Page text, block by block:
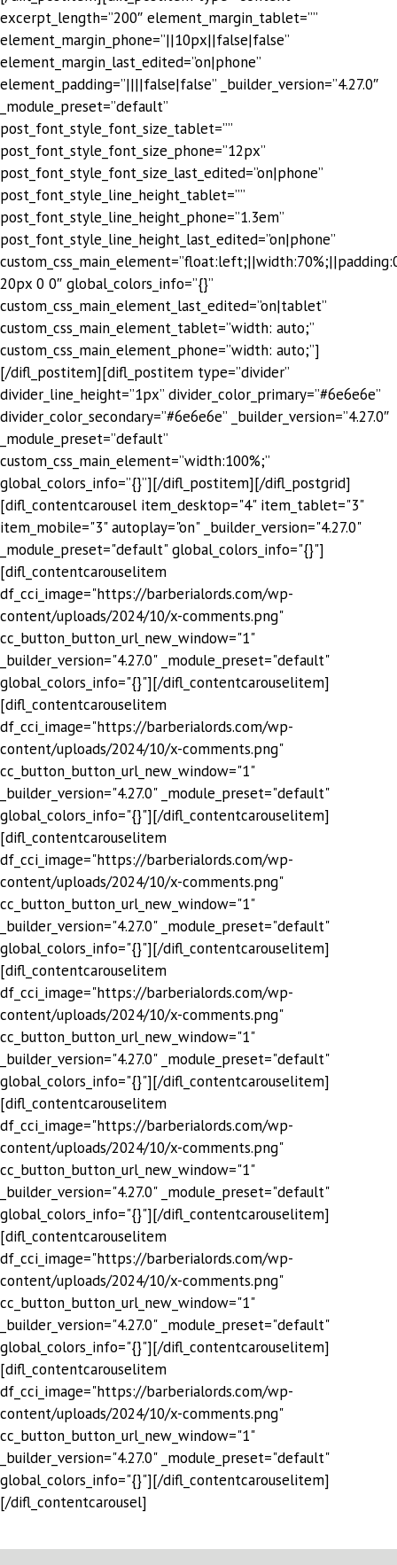
excerpt_length=”200″ element_margin_tablet=””
element_margin_phone=”||10px||false|false”
element_margin_last_edited=”on|phone”
element_padding=”||||false|false” _builder_version=”4.27.0″
_module_preset=”default”
post_font_style_font_size_tablet=””
post_font_style_font_size_phone=”12px”
post_font_style_font_size_last_edited=”on|phone”
post_font_style_line_height_tablet=””
post_font_style_line_height_phone=”1.3em”
post_font_style_line_height_last_edited=”on|phone”
20px 0 0″ global_colors_info=”{}”
custom_css_main_element_last_edited=”on|tablet”
custom_css_main_element_tablet=”width: auto;”
custom_css_main_element_phone=”width: auto;”]
[/difl_postitem][difl_postitem type=”divider”
divider_line_height=”1px” divider_color_primary=”#6e6e6e”
divider_color_secondary=”#6e6e6e” _builder_version=”4.27.0″
_module_preset=”default”
custom_css_main_element=”width:100%;”
global_colors_info=”{}”][/difl_postitem][/difl_postgrid]
[difl_contentcarousel item_desktop="4" item_tablet="3"
item_mobile="3" autoplay="on" _builder_version="4.27.0"
_module_preset="default" global_colors_info="{}"]
[difl_contentcarouselitem
df_cci_image="https://barberialords.com/wp-
content/uploads/2024/10/x-comments.png"
cc_button_button_url_new_window="1"
_builder_version="4.27.0" _module_preset="default"
global_colors_info="{}"][/difl_contentcarouselitem]
[difl_contentcarouselitem
df_cci_image="https://barberialords.com/wp-
content/uploads/2024/10/x-comments.png"
cc_button_button_url_new_window="1"
_builder_version="4.27.0" _module_preset="default"
global_colors_info="{}"][/difl_contentcarouselitem]
[difl_contentcarouselitem
df_cci_image="https://barberialords.com/wp-
content/uploads/2024/10/x-comments.png"
cc_button_button_url_new_window="1"
_builder_version="4.27.0" _module_preset="default"
global_colors_info="{}"][/difl_contentcarouselitem]
[difl_contentcarouselitem
df_cci_image="https://barberialords.com/wp-
content/uploads/2024/10/x-comments.png"
cc_button_button_url_new_window="1"
_builder_version="4.27.0" _module_preset="default"
global_colors_info="{}"][/difl_contentcarouselitem]
[difl_contentcarouselitem
df_cci_image="https://barberialords.com/wp-
content/uploads/2024/10/x-comments.png"
cc_button_button_url_new_window="1"
_builder_version="4.27.0" _module_preset="default"
global_colors_info="{}"][/difl_contentcarouselitem]
[difl_contentcarouselitem
df_cci_image="https://barberialords.com/wp-
content/uploads/2024/10/x-comments.png"
cc_button_button_url_new_window="1"
_builder_version="4.27.0" _module_preset="default"
global_colors_info="{}"][/difl_contentcarouselitem]
[difl_contentcarouselitem
df_cci_image="https://barberialords.com/wp-
content/uploads/2024/10/x-comments.png"
cc_button_button_url_new_window="1"
_builder_version="4.27.0" _module_preset="default"
global_colors_info="{}"][/difl_contentcarouselitem]
[/difl_contentcarousel]